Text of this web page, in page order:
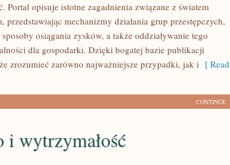
Portal opisuje istotne zagadnienia związane z światem
przedstawiając mechanizmy działania grup przestępczych,
osiągania zysków, a także oddziaływanie tego
dla gospodarki. Dzięki bogatej bazie publikacji
zrozumieć zarówno najważniejsze przypadki, jak i [ Read
CONTINUE
i wytrzymałość